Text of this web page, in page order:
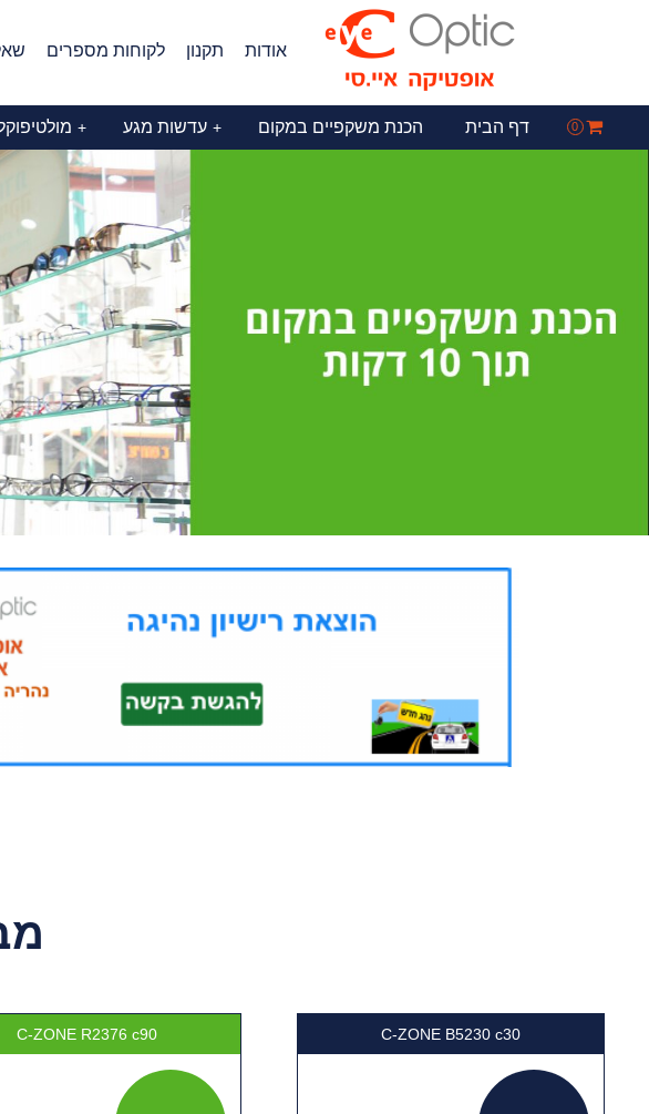
אודות תקנון לקוחות מספרים
0 דף הבית הכנת משקפיים במקום עדשות מגע +
+
C-ZONE B5230 c30
C-ZONE R2376 c90